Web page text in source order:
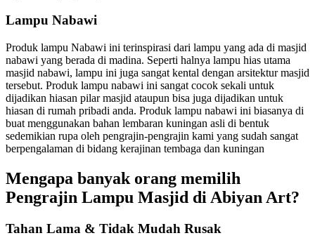
Lampu Nabawi
Produk lampu Nabawi ini terinspirasi dari lampu yang ada di masjid
nabawi yang berada di madina. Seperti halnya lampu hias utama
masjid nabawi, lampu ini juga sangat kental dengan arsitektur masjid
tersebut. Produk lampu nabawi ini sangat cocok sekali untuk
dijadikan hiasan pilar masjid ataupun bisa juga dijadikan untuk
hiasan di rumah pribadi anda. Produk lampu nabawi ini biasanya di
buat menggunakan bahan lembaran kuningan asli di bentuk
sedemikian rupa oleh pengrajin-pengrajin kami yang sudah sangat
berpengalaman di bidang kerajinan tembaga dan kuningan
Mengapa banyak orang memilih
Pengrajin Lampu Masjid di Abiyan Art?
Tahan Lama & Tidak Mudah Rusak